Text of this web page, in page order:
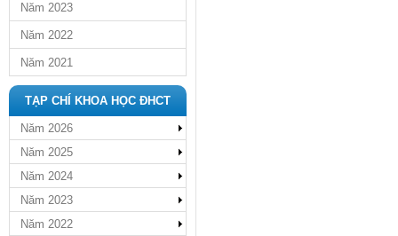
Năm 2023
Năm 2022
Năm 2021
TẠP CHÍ KHOA HỌC ĐHCT
Năm 2026
Năm 2025
Năm 2024
Năm 2023
Năm 2022